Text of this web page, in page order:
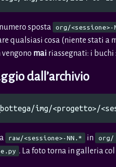
sposta org/<sessione>-
qualsiasi cosa (niente stati a
mai riassegnati: i
dall’archivio
img/<progetto>/
raw/<sessione>-NN.* in org/
. La foto torna in galleria